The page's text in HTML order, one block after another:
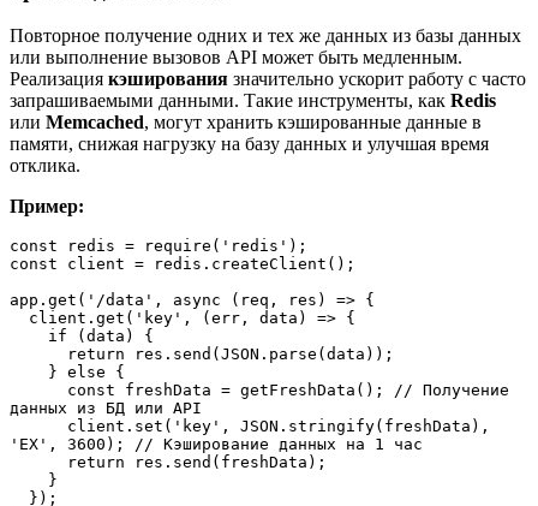
Повторное получение одних и тех же данных из базы данных
или выполнение вызовов API может быть медленным.
Реализация кэширования значительно ускорит работу с часто
запрашиваемыми данными. Такие инструменты, как Redis
или Memcached, могут хранить кэшированные данные в
памяти, снижая нагрузку на базу данных и улучшая время
отклика.
Пример:
const redis = require('redis');
const client = redis.createClient();
app.get('/data', async (req, res) => {
данных из БД или API
'EX', 3600); // Кэширование данных на 1 час